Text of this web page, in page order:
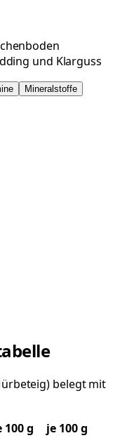
und Klarguss
Mineralstoffe
belegt mit
100g
je 100 g